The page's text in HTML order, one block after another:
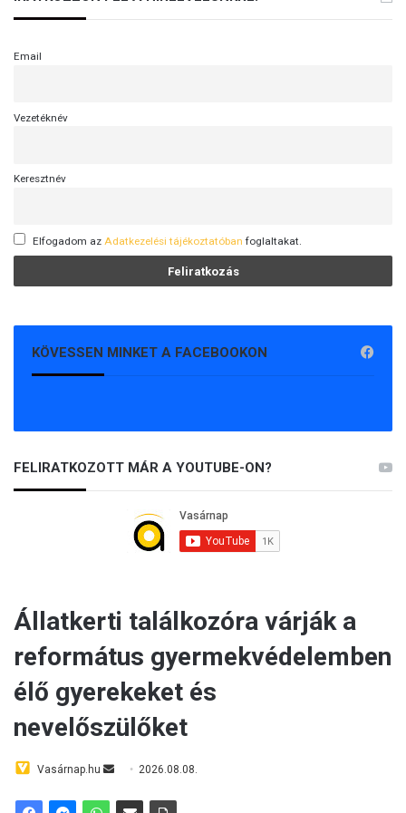
Email
Vezetéknév
Keresztnév
Elfogadom az Adatkezelési tájékoztatóban foglaltakat.
KÖVESSEN MINKET A FACEBOOKON
FELIRATKOZOTT MÁR A YOUTUBE-ON?